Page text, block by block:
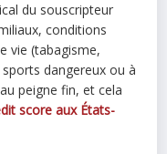
du souscripteur
conditions
vie (tabagisme,
dangereux ou à
peigne fin, et cela
score aux États-